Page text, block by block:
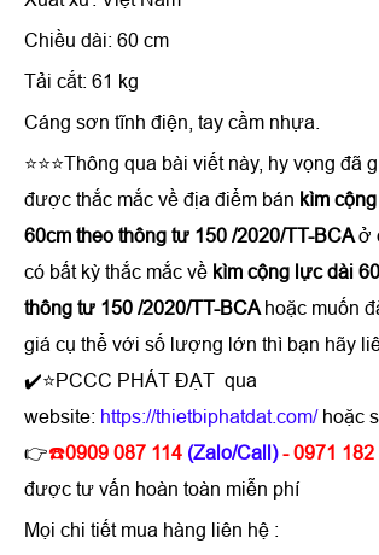
Chiều dài: 60 cm
Tải cắt: 61 kg
Cáng sơn tĩnh điện, tay cầm nhựa.
⭐⭐⭐Thông qua bài viết này, hy vọng đã
được thắc mắc về địa điểm bán kìm
60cm theo thông tư 150 /2020/TT-BCA ở
có bất kỳ thắc mắc về kìm cộng lực dài
thông tư 150 /2020/TT-BCA hoặc muốn
giá cụ thể với số lượng lớn thì bạn hãy
✔️⭐PCCC PHÁT ĐẠT qua
website: https://thietbiphatdat.com/hoặc
👉☎️0909 087 114 (Zalo/Call) - 0971 182
được tư vấn hoàn toàn miễn phí
Mọi chi tiết mua hàng liên hệ :